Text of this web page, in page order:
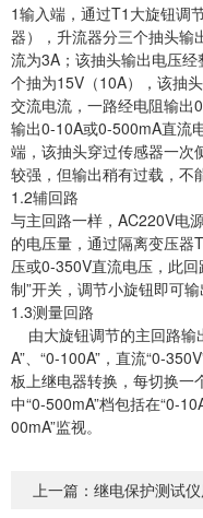
1输入端，通过T1大旋钮调
器），升流器分三个抽头输
流为3A；该抽头输出电压
个抽为15V（10A），该抽
交流电流，一路经电阻输出
输出0-10A或0-500mA直流
端，该抽头穿过传感器一次
较强，但输出稍有过载，不
1.2辅回路
与主回路一样，AC220V电
的电压量，通过隔离变压
压或0-350V直流电压，此
制”开关，调节小旋钮即可输
1.3测量回路
由大旋钮调节的主回路输
A”、“0-100A”，直流“0-
板上继电器转换，每切换一
中“0-500mA”档包括在“0-
00mA”监视。
上一篇： 继电保护测试